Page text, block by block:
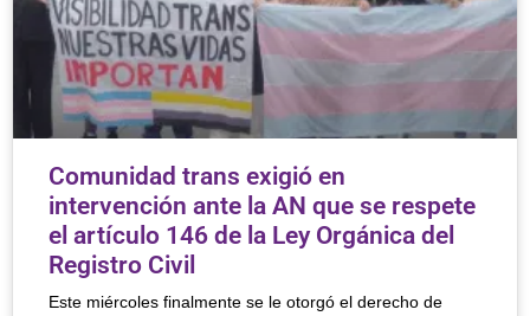
Comunidad trans exigió en
intervención ante la AN que se respete
el artículo 146 de la Ley Orgánica del
Registro Civil
Este miércoles finalmente se le otorgó el derecho de